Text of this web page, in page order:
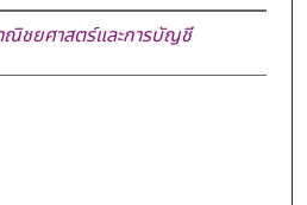
ชยศาสตร์และการบัญชี